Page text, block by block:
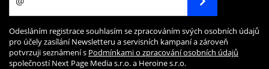
Odesláním registrace souhlasím se zpracováním svých osobních údajů
pro účely zasílání Newsletteru a servisních kampaní a zároveň
potvrzuji seznámení s Podmínkami o zpracování osobních údajů
společností Next Page Media s.r.o. a Heroine s.r.o.